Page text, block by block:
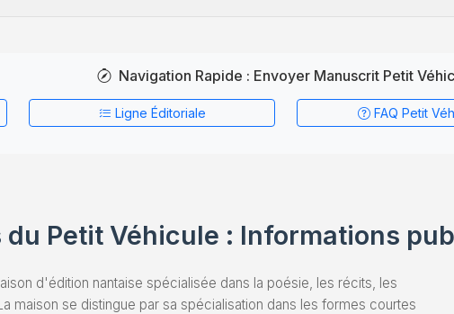
Navigation Rapide : Envoyer Manuscrit Petit
Ligne Éditoriale FAQ Petit
du Petit Véhicule : Informations
d'édition nantaise spécialisée dans la poésie, les récits, les
maison se distingue par sa spécialisation dans les formes courtes